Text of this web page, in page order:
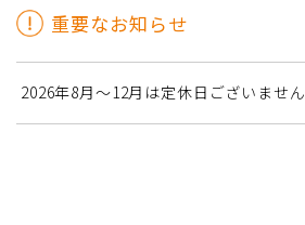
重要なお知らせ
2026年8月～12月は定休日ございません